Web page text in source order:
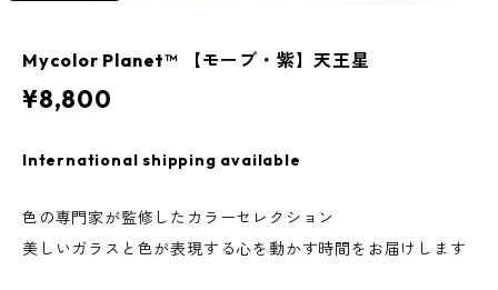
Mycolor Planet™ 【モーブ・紫】天王星
¥8,800
International shipping available
色の専門家が監修したカラーセレクション
美しいガラスと色が表現する心を動かす時間をお届けします